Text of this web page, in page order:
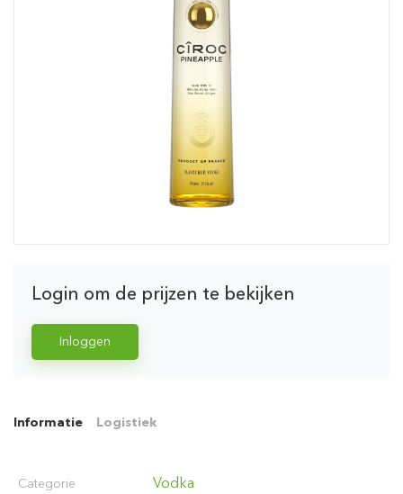
Login om de prijzen te bekijken
Inloggen
Informatie Logistiek
Categorie Vodka